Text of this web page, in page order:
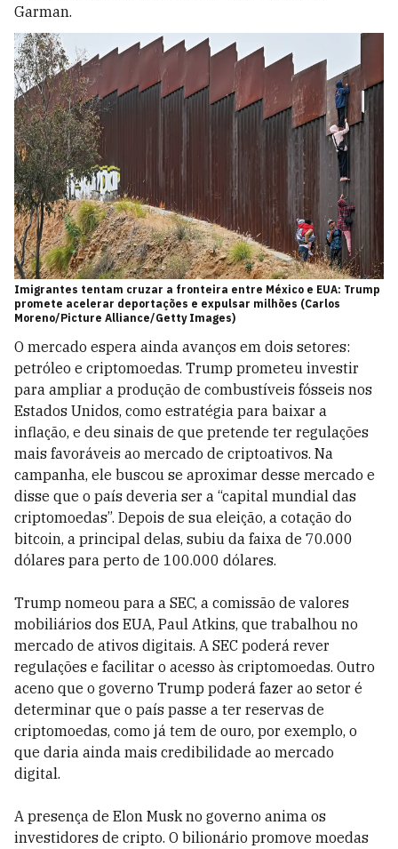
Garman.
Imigrantes tentam cruzar a fronteira entre México e EUA: Trump
promete acelerar deportações e expulsar milhões (Carlos
Moreno/Picture Alliance/Getty Images)
O mercado espera ainda avanços em dois setores:
petróleo e criptomoedas. Trump prometeu investir
para ampliar a produção de combustíveis fósseis nos
Estados Unidos, como estratégia para baixar a
inflação, e deu sinais de que pretende ter regulações
mais favoráveis ao mercado de criptoativos. Na
campanha, ele buscou se aproximar desse mercado e
disse que o país deveria ser a “capital mundial das
criptomoedas”. Depois de sua eleição, a cotação do
bitcoin, a principal delas, subiu da faixa de 70.000
dólares para perto de 100.000 dólares.
Trump nomeou para a SEC, a comissão de valores
mobiliários dos EUA, Paul Atkins, que trabalhou no
mercado de ativos digitais. A SEC poderá rever
regulações e facilitar o acesso às criptomoedas. Outro
aceno que o governo Trump poderá fazer ao setor é
determinar que o país passe a ter reservas de
criptomoedas, como já tem de ouro, por exemplo, o
que daria ainda mais credibilidade ao mercado
digital.
A presença de Elon Musk no governo anima os
investidores de cripto. O bilionário promove moedas